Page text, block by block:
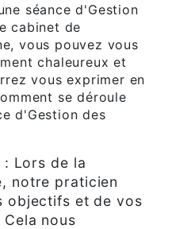
séance d'Gestion
cabinet de
vous pouvez vous
chaleureux et
vous exprimer en
se déroule
d'Gestion des
: Lors de la
notre praticien
objectifs et de vos
nous